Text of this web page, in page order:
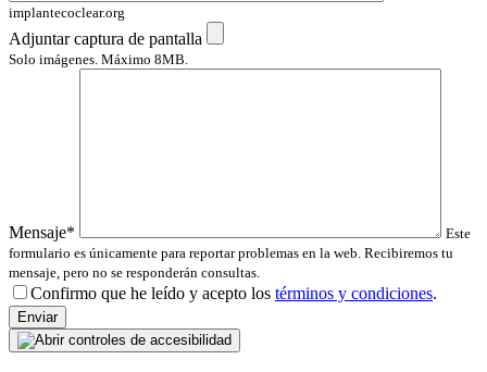
implantecoclear.org
Adjuntar captura de pantalla
Solo imágenes. Máximo 8MB.
Mensaje*
Este
formulario es únicamente para reportar problemas en la web. Recibiremos tu
mensaje, pero no se responderán consultas.
Confirmo que he leído y acepto los términos y condiciones.
Por
favor,
deja